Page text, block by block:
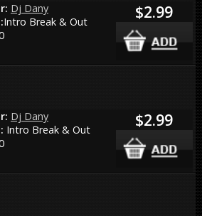
Dj Dany
Intro Break & Out
$2.99
Dj Dany
Intro Break & Out
$2.99